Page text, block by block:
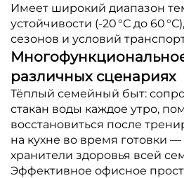
Имеет широкий диапазон
устойчивости (-20 °С до 60
сезонов и условий
различных сценариях
Тёплый семейный быт:
стакан воды каждое утро,
восстановиться после
на кухне во время готовки —
хранители здоровья всей
Эффективное офисное